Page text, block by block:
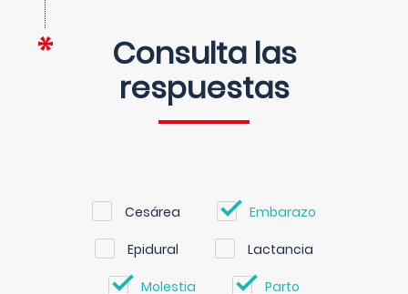
Consulta las
respuestas
Cesárea Embarazo
Epidural Lactancia
Molestia Parto